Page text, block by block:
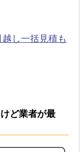
し一括見積も
ど業者が最